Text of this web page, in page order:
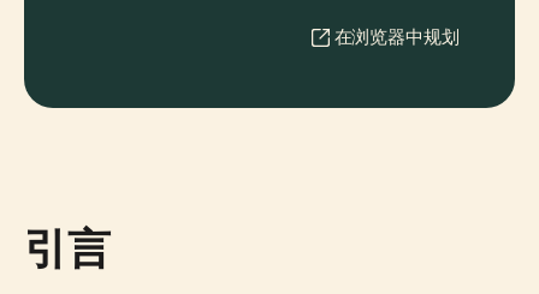
在浏览器中规划
引言